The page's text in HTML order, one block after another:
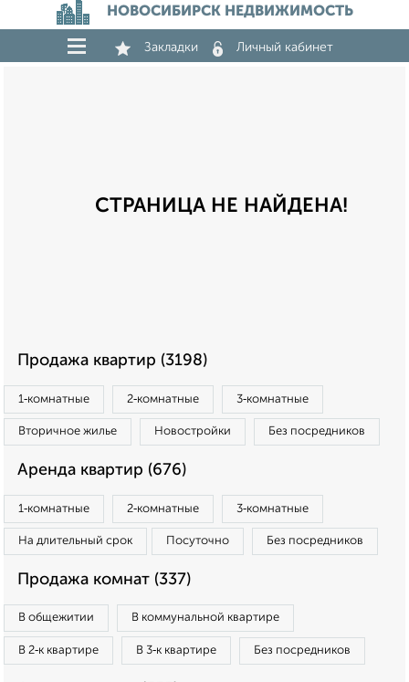
НОВОСИБИРСК НЕДВИЖИМОСТЬ
Закладки Личный кабинет
СТРАНИЦА НЕ НАЙДЕНА!
Продажа квартир (3198)
1‑комнатные 2‑комнатные 3‑комнатные
Вторичное жилье Новостройки Без посредников
Аренда квартир (676)
1‑комнатные 2‑комнатные 3‑комнатные
На длительный срок Посуточно Без посредников
Продажа комнат (337)
В общежитии В коммунальной квартире
В 2‑к квартире В 3‑к квартире Без посредников